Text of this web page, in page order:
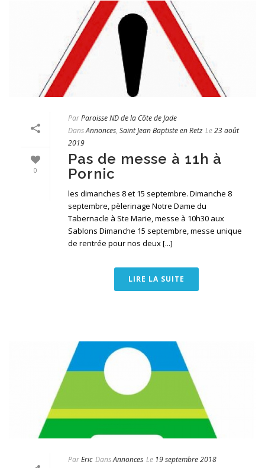
0
ParParoisse ND de la Côte de Jade
DansAnnonces, Saint Jean Baptiste en Retz Le23 août
2019
Pas de messe à 11h à
Pornic
les dimanches 8 et 15 septembre. Dimanche 8
septembre, pèlerinage Notre Dame du
Tabernacle à Ste Marie, messe à 10h30 aux
Sablons Dimanche 15 septembre, messe unique
de rentrée pour nos deux [...]
LIRE LA SUITE
ParEric DansAnnonces Le 19 septembre 2018